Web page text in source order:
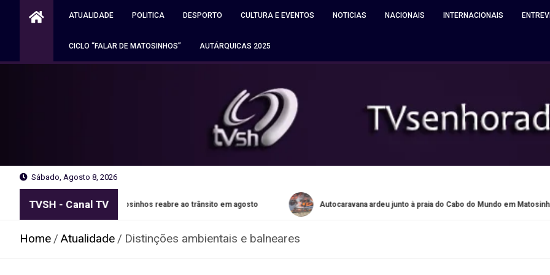
ATUALIDADE POLITICA DESPORTO CULTURA E EVENTOS NOTICIAS NACIONAIS INTERNACIONAIS
CICLO “FALAR DE MATOSINHOS” AUTÁRQUICAS 2025
Sábado, Agosto 8, 2026
TVSH - Canal TV
de Leixões em Matosinhos reabre ao trânsito em agosto Autocaravana ardeu junto à praia do Cabo do Mundo em Matosinhos
Home Atualidade Distinções ambientais e balneares